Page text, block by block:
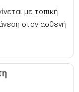
με τοπική
στον ασθενή